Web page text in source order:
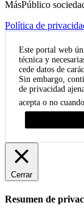
MásPúblico
Política de
Este portal web
técnica y
cede datos de
Sin embargo,
de privacidad
acepta o no
Cerrar
Resumen de